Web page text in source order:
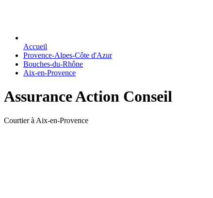
Accueil
Provence-Alpes-Côte d'Azur
Bouches-du-Rhône
Aix-en-Provence
Assurance Action Conseil
Courtier à Aix-en-Provence